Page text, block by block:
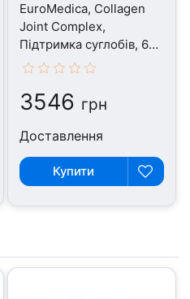
EuroMedica, Collagen
Joint Complex,
Підтримка суглобів, 60
капсул
3546 грн
Доставлення
Купити